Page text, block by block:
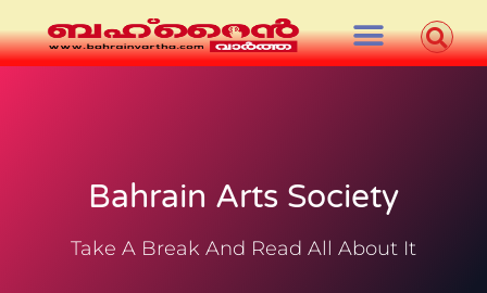
Bahrain Arts Society
Take A Break And Read All About It